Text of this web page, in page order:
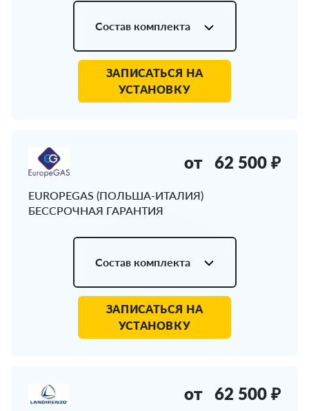
Состав комплекта
ЗАПИСАТЬСЯ НА
УСТАНОВКУ
EUROPEGAS (ПОЛЬША-ИТАЛИЯ)
БЕССРОЧНАЯ ГАРАНТИЯ
от 62 500 ₽
Состав комплекта
ЗАПИСАТЬСЯ НА
УСТАНОВКУ
от 62 500 ₽